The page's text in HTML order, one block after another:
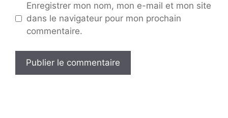
Enregistrer mon nom, mon e-mail et mon site
dans le navigateur pour mon prochain
commentaire.